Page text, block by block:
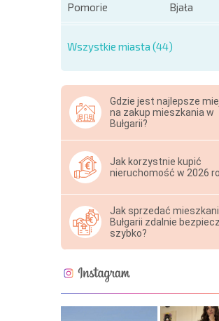
Pomorie
Bjała
Wszystkie miasta (44)
Gdzie jest najlepsze
na zakup mieszkania w
Bułgarii?
Jak korzystnie kupić
nieruchomość w 2026
Jak sprzedać
Bułgarii zdalnie
szybko?